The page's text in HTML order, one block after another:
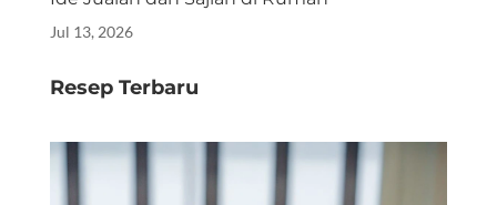
Jul 13, 2026
Resep Terbaru